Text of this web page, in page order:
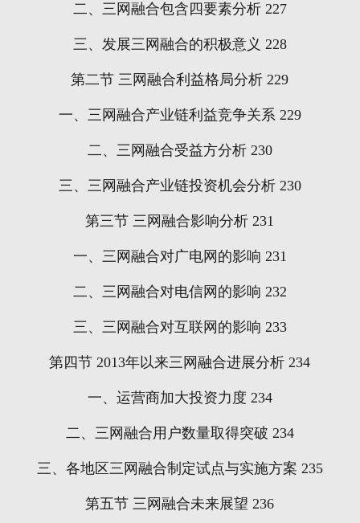
二、三网融合包含四要素分析227
三、发展三网融合的积极意义 228
第二节 三网融合利益格局分析 229
一、三网融合产业链利益竞争关系229
二、三网融合受益方分析230
三、三网融合产业链投资机会分析230
第三节 三网融合影响分析 231
一、三网融合对广电网的影响 231
二、三网融合对电信网的影响 232
三、三网融合对互联网的影响 233
第四节 2013年以来三网融合进展分析 234
一、运营商加大投资力度 234
二、三网融合用户数量取得突破 234
三、各地区三网融合制定试点与实施方案 235
第五节 三网融合未来展望 236